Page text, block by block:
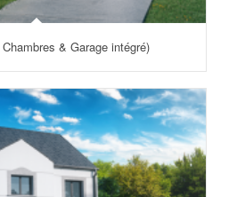
& Garage intégré)